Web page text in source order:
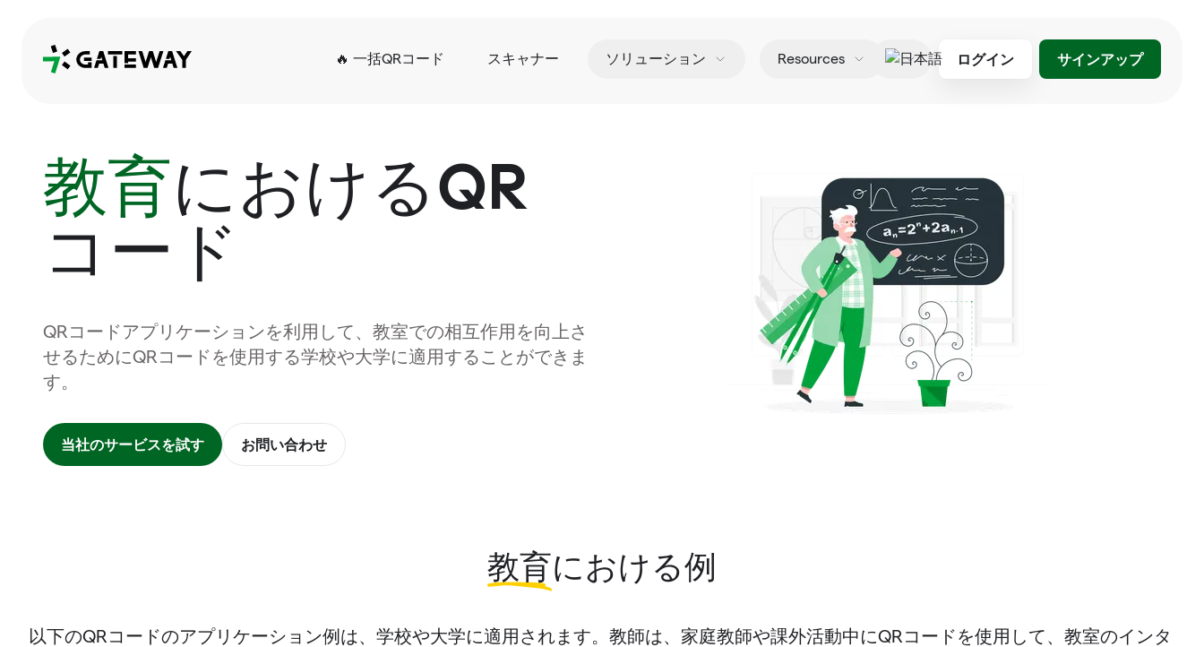
QRGateway 🔥 一括QRコード スキャナー ソリューション Resources
日本語
ログイン サインアップ
教育 におけるQR
コード
QRコードアプリケーションを利用して、教室での相互作用を向上さ
せるためにQRコードを使用する学校や大学に適用することができま
す。
当社のサービスを試す お問い合わせ
教育 における例
以下のQRコードのアプリケーション例は、学校や大学に適用されます。教師は、家庭教師や課外活動中にQRコードを使用して、教室のインタ